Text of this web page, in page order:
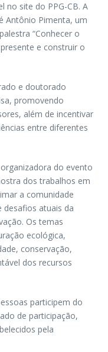
no site do PPG-CB. A
Antônio Pimenta, um
“Conhecer o
e construir o
e doutorado
promovendo
além de incentivar
entre diferentes
do evento
dos trabalhos em
a comunidade
desafios atuais da
Os temas
ecológica,
conservação,
dos recursos
participem do
de participação,
pela